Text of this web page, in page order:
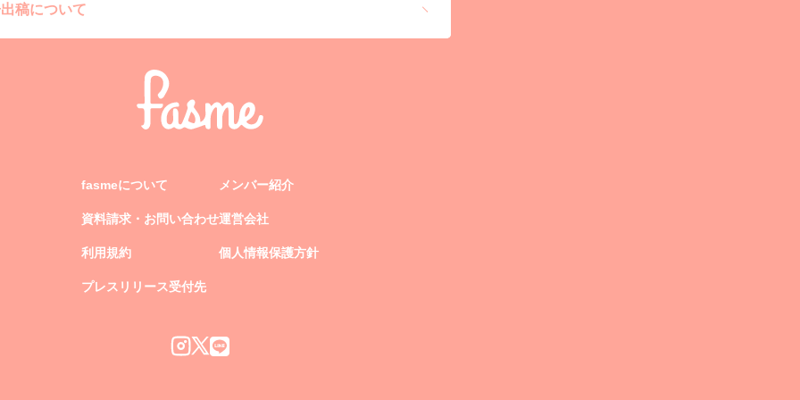
稿について
fasmeについて
資料請求・お問い合わせ
利用規約
プレスリリース受付先
メンバー紹介
運営会社
個人情報保護方針